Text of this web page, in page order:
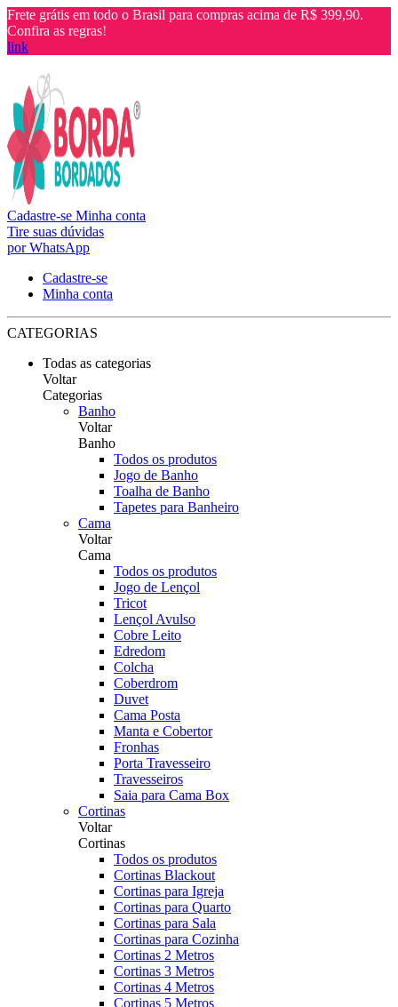
Frete grátis em todo o Brasil para compras acima de R$ 399,90.
Confira as regras!
link
Cadastre-se Minha conta
Tire suas dúvidas
por WhatsApp
Cadastre-se
Minha conta
CATEGORIAS
Todas as categorias
Voltar
Categorias
Banho
Voltar
Banho
Todos os produtos
Jogo de Banho
Toalha de Banho
Tapetes para Banheiro
Cama
Voltar
Cama
Todos os produtos
Jogo de Lençol
Tricot
Lençol Avulso
Cobre Leito
Edredom
Colcha
Coberdrom
Duvet
Cama Posta
Manta e Cobertor
Fronhas
Porta Travesseiro
Travesseiros
Saia para Cama Box
Cortinas
Voltar
Cortinas
Todos os produtos
Cortinas Blackout
Cortinas para Igreja
Cortinas para Quarto
Cortinas para Sala
Cortinas para Cozinha
Cortinas 2 Metros
Cortinas 3 Metros
Cortinas 4 Metros
Cortinas 5 Metros